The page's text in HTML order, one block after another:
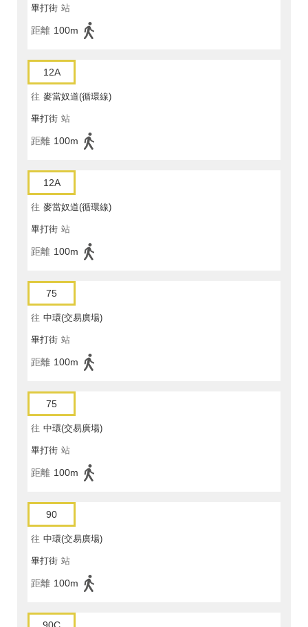
畢打街 站
距離 100m
12A
往 麥當奴道(循環線)
畢打街 站
距離 100m
12A
往 麥當奴道(循環線)
畢打街 站
距離 100m
75
往 中環(交易廣場)
畢打街 站
距離 100m
75
往 中環(交易廣場)
畢打街 站
距離 100m
90
往 中環(交易廣場)
畢打街 站
距離 100m